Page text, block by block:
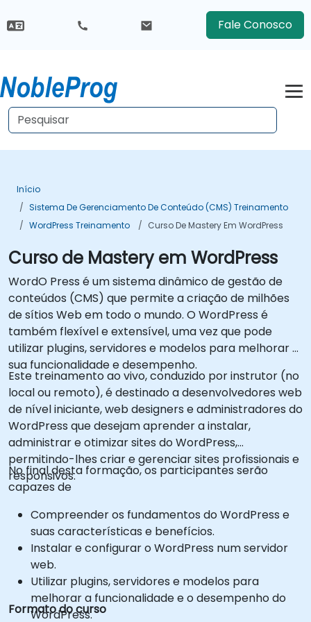
Fale Conosco
Início
Sistema De Gerenciamento De Conteúdo (CMS) Treinamento
WordPress Treinamento
Curso De Mastery Em WordPress
Curso de Mastery em WordPress
WordO Press é um sistema dinâmico de gestão de
conteúdos (CMS) que permite a criação de milhões
de sítios Web em todo o mundo. O WordPress é
também flexível e extensível, uma vez que pode
utilizar plugins, servidores e modelos para melhorar a
sua funcionalidade e desempenho.
Este treinamento ao vivo, conduzido por instrutor (no
local ou remoto), é destinado a desenvolvedores web
de nível iniciante, web designers e administradores do
WordPress que desejam aprender a instalar,
administrar e otimizar sites do WordPress,
permitindo-lhes criar e gerenciar sites profissionais e
responsivos.
No final desta formação, os participantes serão
capazes de
Compreender os fundamentos do WordPress e
suas características e benefícios.
Instalar e configurar o WordPress num servidor
web.
Utilizar plugins, servidores e modelos para
melhorar a funcionalidade e o desempenho do
WordPress.
Formato do curso